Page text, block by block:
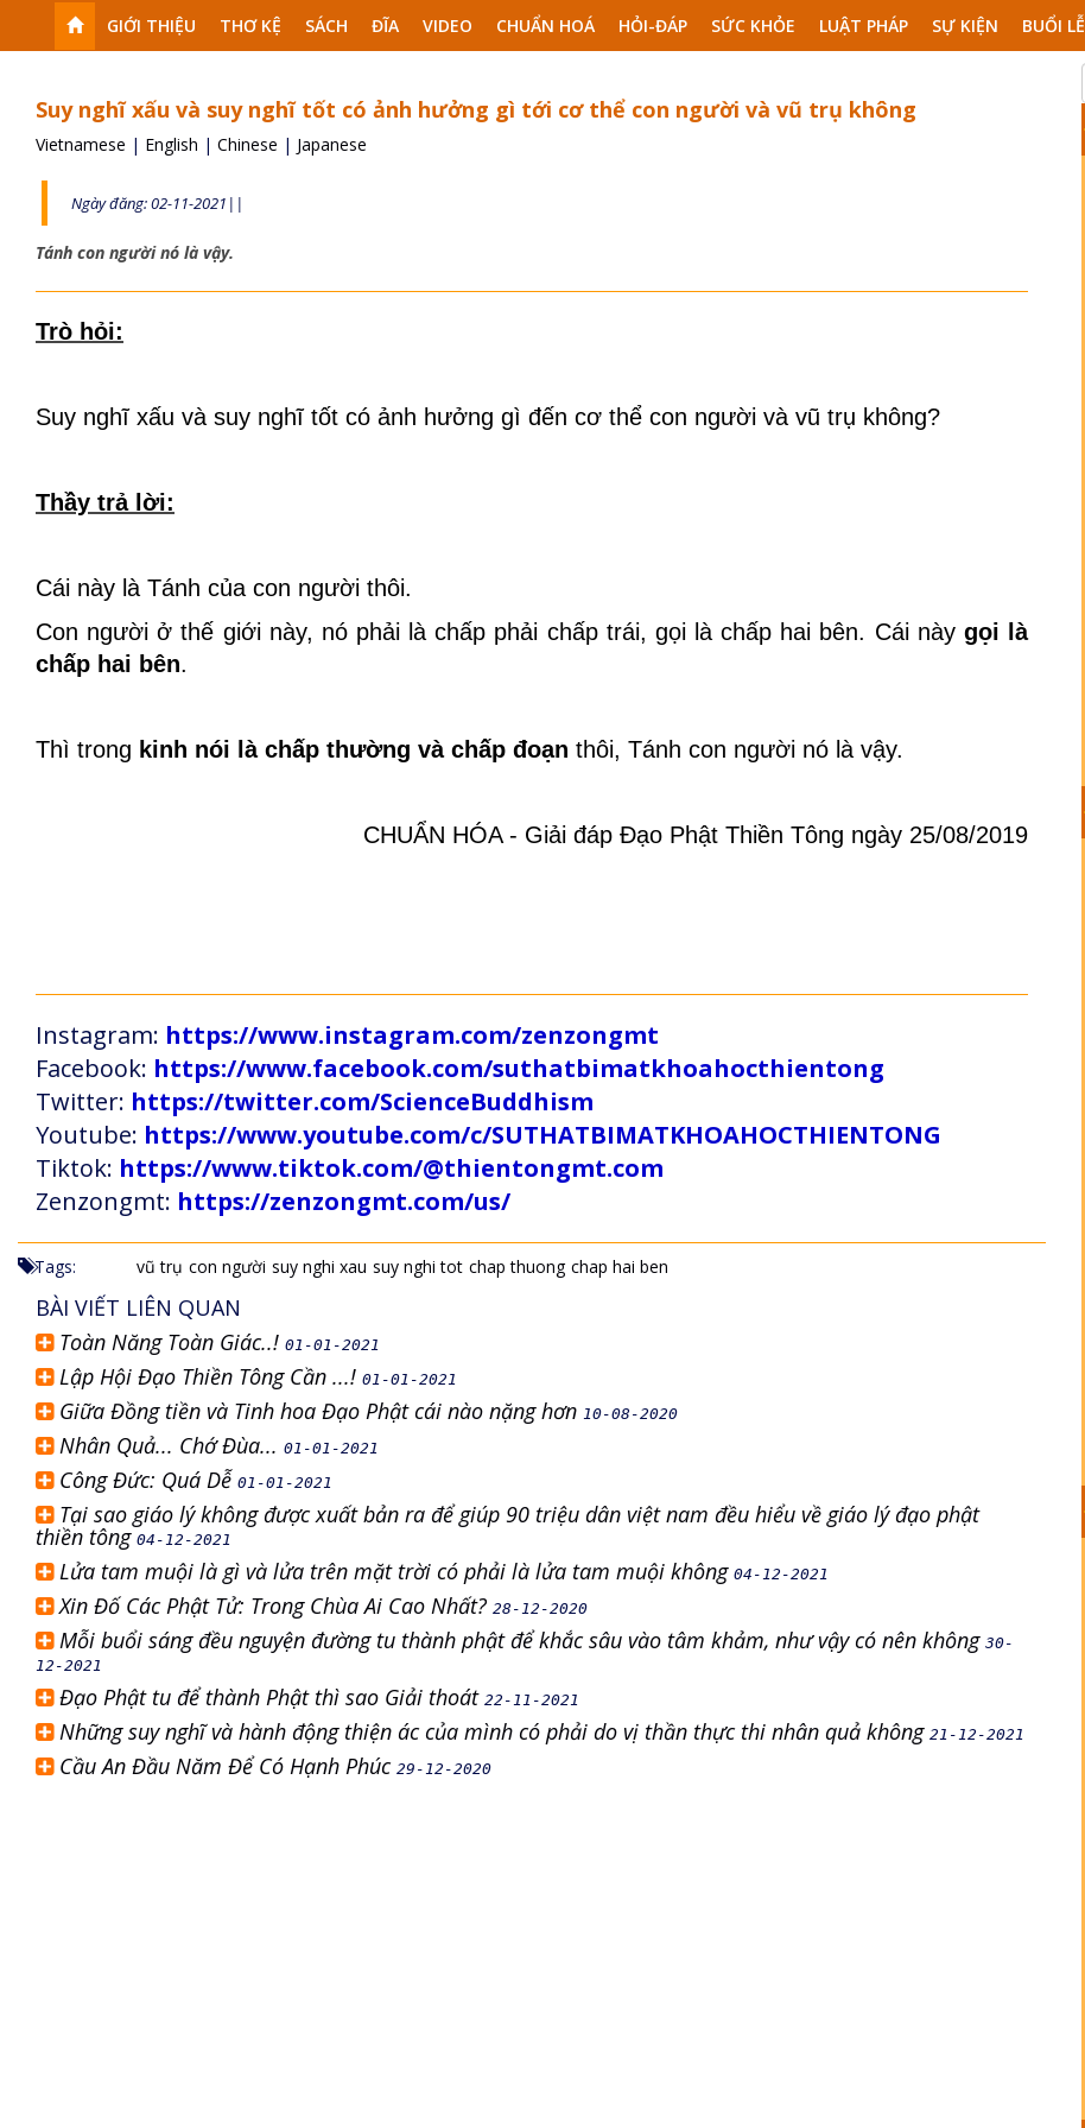
GIỚI THIỆU THƠ KỆ SÁCH ĐĨA VIDEO CHUẨN HOÁ HỎI-ĐÁP SỨC KHỎE LUẬT PHÁP SỰ KIỆN BUỔI LỄ
Suy nghĩ xấu và suy nghĩ tốt có ảnh hưởng gì tới cơ thể con người và vũ trụ không
Vietnamese | English | Chinese | Japanese
Ngày đăng: 02-11-2021||
Tánh con người nó là vậy.
Trò hỏi:
Suy nghĩ xấu và suy nghĩ tốt có ảnh hưởng gì đến cơ thể con người và vũ trụ không?
Thầy trả lời:
Cái này là Tánh của con người thôi.
Con người ở thế giới này, nó phải là chấp phải chấp trái, gọi là chấp hai bên. Cái này gọi là
chấp hai bên.
Thì trong kinh nói là chấp thường và chấp đoạn thôi, Tánh con người nó là vậy.
CHUẨN HÓA - Giải đáp Đạo Phật Thiền Tông ngày 25/08/2019
Instagram: https://www.instagram.com/zenzongmt
Facebook: https://www.facebook.com/suthatbimatkhoahocthientong
Twitter: https://twitter.com/ScienceBuddhism
Youtube: https://www.youtube.com/c/SUTHATBIMATKHOAHOCTHIENTONG
Tiktok: https://www.tiktok.com/@thientongmt.com
Zenzongmt: https://zenzongmt.com/us/
Tags: vũ trụ con người suy nghi xau suy nghi tot chap thuong chap hai ben
BÀI VIẾT LIÊN QUAN
Toàn Năng Toàn Giác..! 01-01-2021
Lập Hội Đạo Thiền Tông Cần ...! 01-01-2021
Giữa Đồng tiền và Tinh hoa Đạo Phật cái nào nặng hơn 10-08-2020
Nhân Quả... Chớ Đùa... 01-01-2021
Công Đức: Quá Dễ 01-01-2021
Tại sao giáo lý không được xuất bản ra để giúp 90 triệu dân việt nam đều hiểu về giáo lý đạo phật
thiền tông04-12-2021
Lửa tam muội là gì và lửa trên mặt trời có phải là lửa tam muội không 04-12-2021
Xin Đố Các Phật Tử: Trong Chùa Ai Cao Nhất? 28-12-2020
Mỗi buổi sáng đều nguyện đường tu thành phật để khắc sâu vào tâm khảm, như vậy có nên không 30-
12-2021
Đạo Phật tu để thành Phật thì sao Giải thoát 22-11-2021
Những suy nghĩ và hành động thiện ác của mình có phải do vị thần thực thi nhân quả không 21-12-2021
Cầu An Đầu Năm Để Có Hạnh Phúc 29-12-2020